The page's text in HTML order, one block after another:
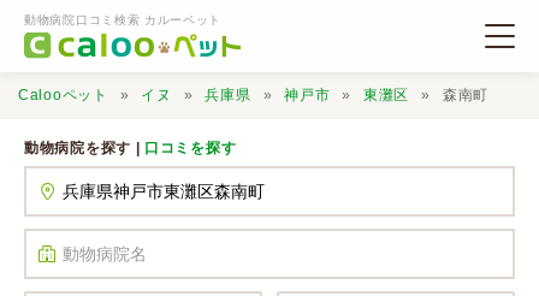
動物病院口コミ検索 カルーペット
Calooペット イヌ 兵庫県 神戸市 東灘区 森南町
動物病院を探す | 口コミを探す